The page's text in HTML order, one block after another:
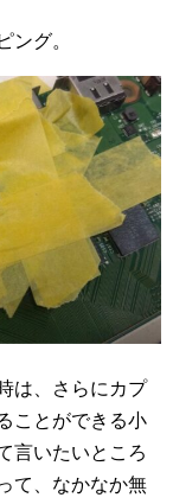
ング。
は、さらにカプ
ことができる小
言いたいところ
て、なかなか無